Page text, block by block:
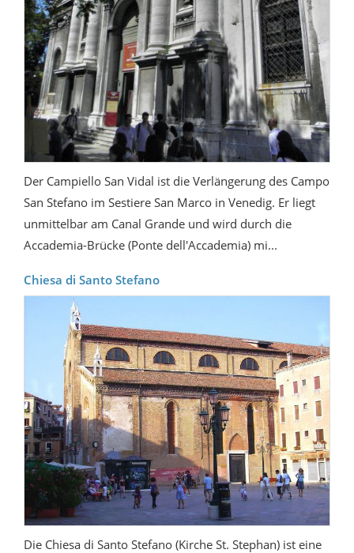
Der Campiello San Vidal ist die Verlängerung des Campo
San Stefano im Sestiere San Marco in Venedig. Er liegt
unmittelbar am Canal Grande und wird durch die
Accademia-Brücke (Ponte dell'Accademia) mi...
Chiesa di Santo Stefano
Die Chiesa di Santo Stefano (Kirche St. Stephan) ist eine